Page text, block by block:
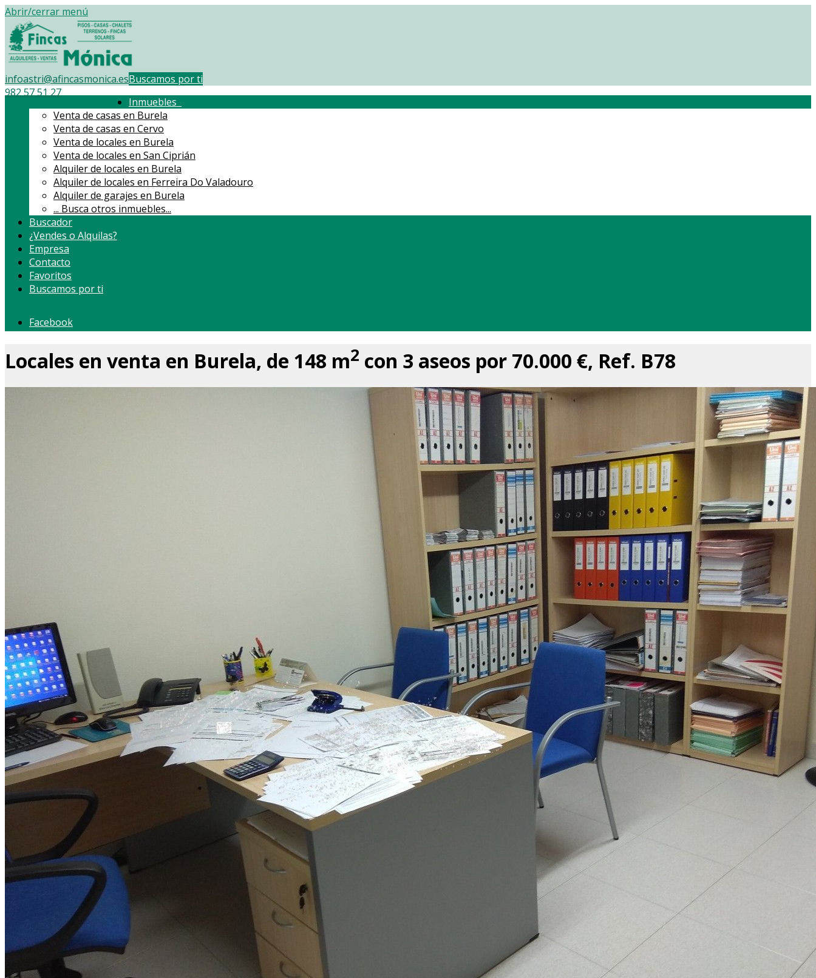
Abrir/cerrar menú
infoastri@afincasmonica.es
982 57 51 27
Buscamos por ti
Inmuebles
Venta de casas en Burela
Venta de casas en Cervo
Venta de locales en Burela
Venta de locales en San Ciprián
Alquiler de locales en Burela
Alquiler de locales en Ferreira Do Valadouro
Alquiler de garajes en Burela
... Busca otros inmuebles...
Buscador
¿Vendes o Alquilas?
Empresa
Contacto
Favoritos
Buscamos por ti
Facebook
Locales en venta en Burela, de 148 m2 con 3 aseos por 70.000 €, Ref. B78